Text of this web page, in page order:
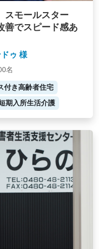
スモールスター
善でスピード感あ
ゥ 様
名
付き高齢者住宅
期入所生活介護